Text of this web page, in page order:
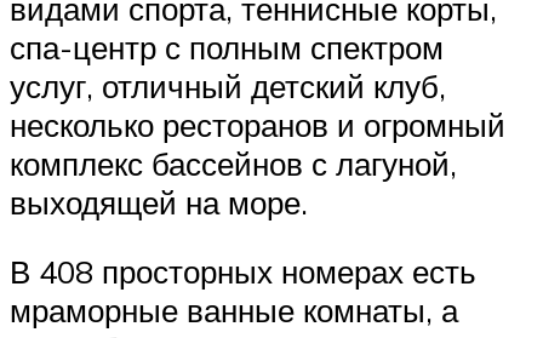
видами спорта, теннисные корты,
спа-центр с полным спектром
услуг, отличный детский клуб,
несколько ресторанов и огромный
комплекс бассейнов с лагуной,
выходящей на море.
В 408 просторных номерах есть
мраморные ванные комнаты, а